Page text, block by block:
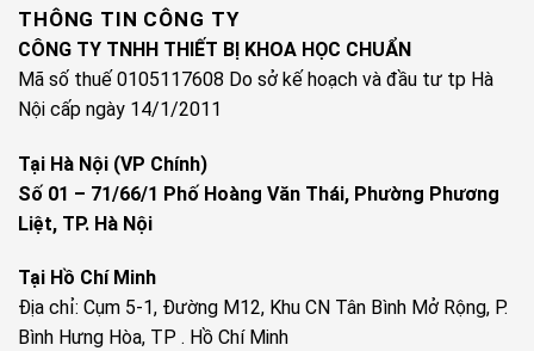
THÔNG TIN CÔNG TY
CÔNG TY TNHH THIẾT BỊ KHOA HỌC CHUẨN
Mã số thuế 0105117608 Do sở kế hoạch và đầu tư tp Hà
Nội cấp ngày 14/1/2011
Tại Hà Nội (VP Chính)
Số 01 – 71/66/1 Phố Hoàng Văn Thái, Phường Phương
Liệt, TP. Hà Nội
Tại Hồ Chí Minh
Địa chỉ: Cụm 5-1, Đường M12, Khu CN Tân Bình Mở Rộng, P.
Bình Hưng Hòa, TP . Hồ Chí Minh